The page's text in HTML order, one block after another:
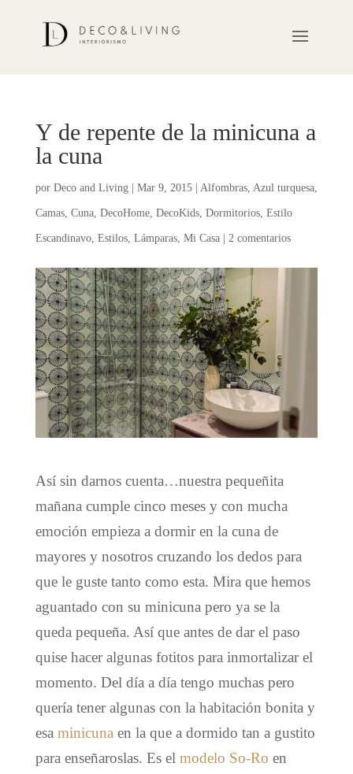
Y de repente de la minicuna a
la cuna
por Deco and Living| Mar 9, 2015| Alfombras, Azul turquesa,
Camas, Cuna, DecoHome, DecoKids, Dormitorios, Estilo
Escandinavo, Estilos, Lámparas, Mi Casa| 2 comentarios
Así sin darnos cuenta…nuestra pequeñita
mañana cumple cinco meses y con mucha
emoción empieza a dormir en la cuna de
mayores y nosotros cruzando los dedos para
que le guste tanto como esta. Mira que hemos
aguantado con su minicuna pero ya se la
queda pequeña. Así que antes de dar el paso
quise hacer algunas fotitos para inmortalizar el
momento. Del día a día tengo muchas pero
quería tener algunas con la habitación bonita y
esa minicunaen la que a dormido tan a gustito
para enseñaroslas. Es el modelo So-Ro en